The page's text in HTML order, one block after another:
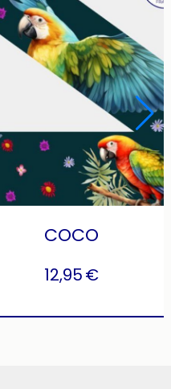
SNAKE
12,95€